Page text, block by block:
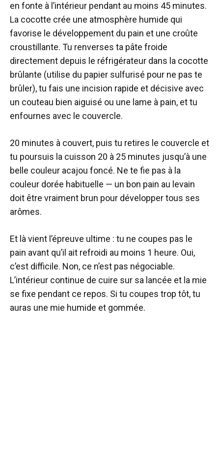
en fonte à l’intérieur pendant au moins 45 minutes.
La cocotte crée une atmosphère humide qui
favorise le développement du pain et une croûte
croustillante. Tu renverses ta pâte froide
directement depuis le réfrigérateur dans la cocotte
brûlante (utilise du papier sulfurisé pour ne pas te
brûler), tu fais une incision rapide et décisive avec
un couteau bien aiguisé ou une lame à pain, et tu
enfournes avec le couvercle.
20 minutes à couvert, puis tu retires le couvercle et
tu poursuis la cuisson 20 à 25 minutes jusqu’à une
belle couleur acajou foncé. Ne te fie pas à la
couleur dorée habituelle — un bon pain au levain
doit être vraiment brun pour développer tous ses
arômes.
Et là vient l’épreuve ultime : tu ne coupes pas le
pain avant qu’il ait refroidi au moins 1 heure. Oui,
c’est difficile. Non, ce n’est pas négociable.
L’intérieur continue de cuire sur sa lancée et la mie
se fixe pendant ce repos. Si tu coupes trop tôt, tu
auras une mie humide et gommée.